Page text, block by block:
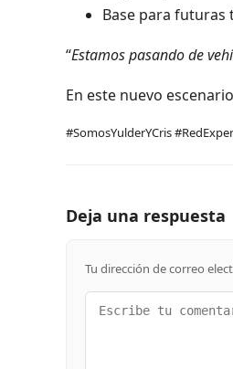
Base para futuras
“Estamos pasando de
En este nuevo
#SomosYulderYCris
Deja una respuesta
Tu dirección de correo